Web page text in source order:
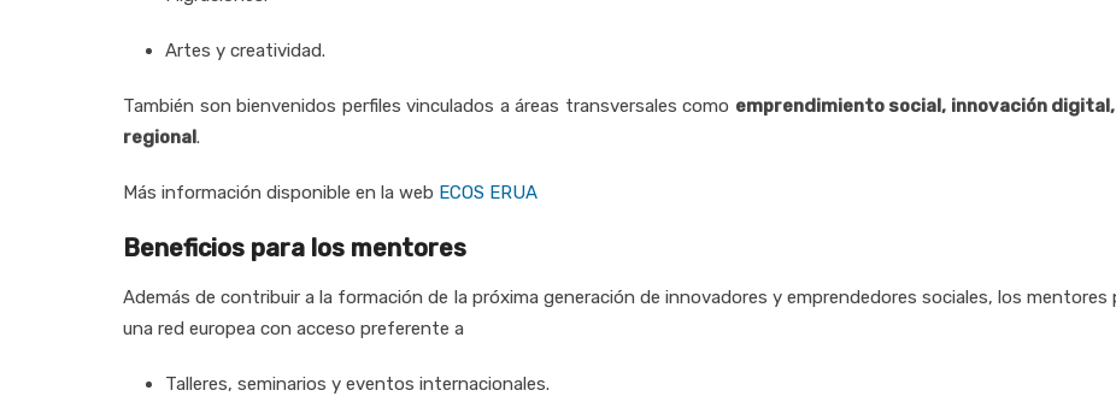
Artes y creatividad.
También son bienvenidos perfiles vinculados a áreas transversales como emprendimiento social, innovación
regional.
Más información disponible en la web ECOS ERUA
Beneficios para los mentores
Además de contribuir a la formación de la próxima generación de innovadores y emprendedores sociales, los
una red europea con acceso preferente a
Talleres, seminarios y eventos internacionales.